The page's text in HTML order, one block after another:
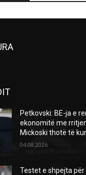
Petkovski: BE-ja e
ekonomitë me
Mickoski thotë të
04.08.2026
Testet e shpejta